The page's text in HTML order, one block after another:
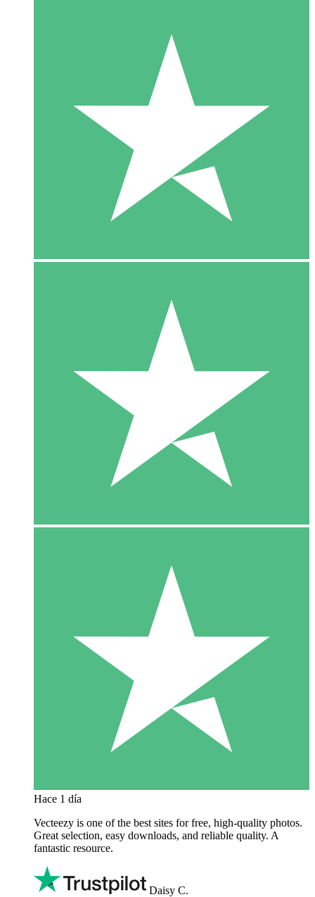
Hace 1 día
Vecteezy is one of the best sites for free, high‑quality photos.
Great selection, easy downloads, and reliable quality. A
fantastic resource.
Daisy C.